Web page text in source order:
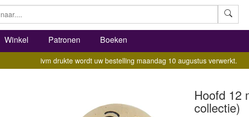
Winkel Patronen Boeken
ivm drukte wordt uw bestelling maandag 10 augustus verwerkt.
Hoofd 12
collectie)